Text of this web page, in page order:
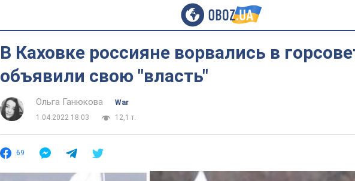
В Каховке россияне ворвались в
объявили свою "власть"
Ольга Ганюкова
War
1.04.2022 18:03
12,1 т.
69